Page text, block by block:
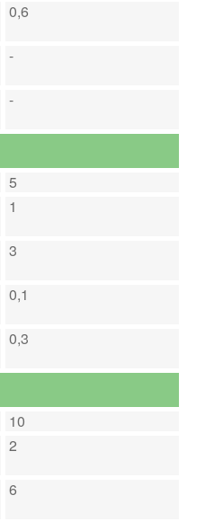
0,6
-
-
5
1
3
0,1
0,3
10
2
6